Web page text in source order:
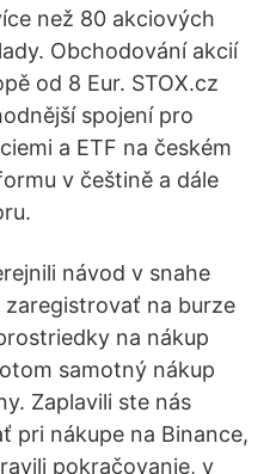
než 80 akciových
Obchodování akcií
od 8 Eur. STOX.cz
spojení pro
a ETF na českém
v češtině a dále
návod v snahe
na burze
na nákup
samotný nákup
Zaplavili ste nás
pri nákupe na Binance,
pokračovanie, v